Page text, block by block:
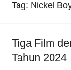
Tag: Nickel
Tiga Film
Tahun 2024